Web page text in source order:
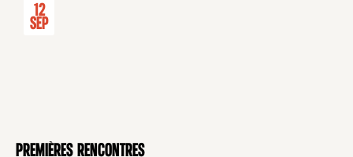
12
Sep
Premières rencontres